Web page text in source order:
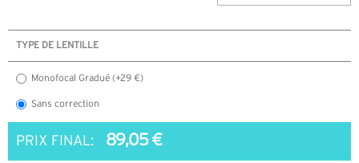
TYPE DE LENTILLE
Monofocal Gradué (+29 €)
Sans correction
PRIX FINAL: 89,05 €